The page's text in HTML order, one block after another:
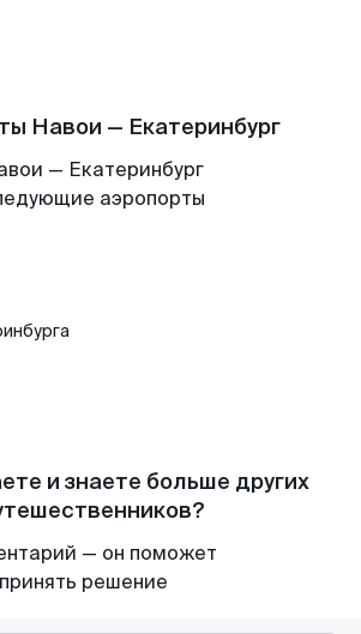
Навои — Екатеринбург
— Екатеринбург
аэропорты
и знаете больше других
— он поможет
решение